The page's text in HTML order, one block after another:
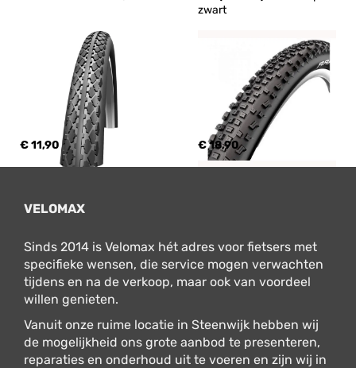
€ 11,90
zwart
€ 18,90
VELOMAX
Sinds 2014 is Velomax hét adres voor fietsers met
specifieke wensen, die service mogen verwachten
tijdens en na de verkoop, maar ook van voordeel
willen genieten.
Vanuit onze ruime locatie in Steenwijk hebben wij
de mogelijkheid ons grote aanbod te presenteren,
reparaties en onderhoud uit te voeren en zijn wij in